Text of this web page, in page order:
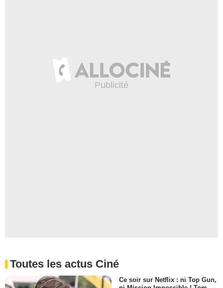
Toutes les actus Ciné
Ce soir sur Netflix : ni Top Gun,